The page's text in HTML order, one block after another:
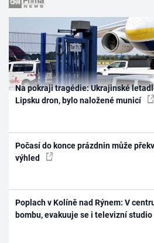
Na pokraji tragédie: Ukrajinské
Lipsku dron, bylo naložené municí
Počasí do konce prázdnin může
výhled
Poplach v Kolíně nad Rýnem: V
bombu, evakuuje se i televizní studio